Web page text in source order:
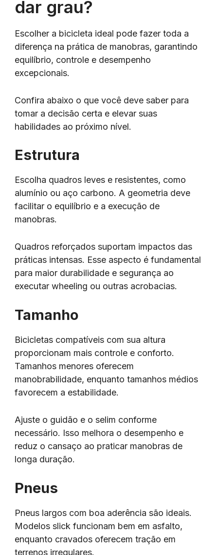
dar grau?
Escolher a bicicleta ideal pode fazer toda a
diferença na prática de manobras, garantindo
equilíbrio, controle e desempenho
excepcionais.
Confira abaixo o que você deve saber para
tomar a decisão certa e elevar suas
habilidades ao próximo nível.
Estrutura
Escolha quadros leves e resistentes, como
alumínio ou aço carbono. A geometria deve
facilitar o equilíbrio e a execução de
manobras.
Quadros reforçados suportam impactos das
práticas intensas. Esse aspecto é fundamental
para maior durabilidade e segurança ao
executar wheeling ou outras acrobacias.
Tamanho
Bicicletas compatíveis com sua altura
proporcionam mais controle e conforto.
Tamanhos menores oferecem
manobrabilidade, enquanto tamanhos médios
favorecem a estabilidade.
Ajuste o guidão e o selim conforme
necessário. Isso melhora o desempenho e
reduz o cansaço ao praticar manobras de
longa duração.
Pneus
Pneus largos com boa aderência são ideais.
Modelos slick funcionam bem em asfalto,
enquanto cravados oferecem tração em
terrenos irregulares.